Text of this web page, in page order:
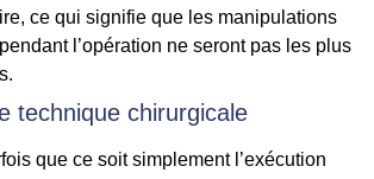
ce qui signifie que les manipulations
l’opération ne seront pas les plus
technique chirurgicale
que ce soit simplement l’exécution